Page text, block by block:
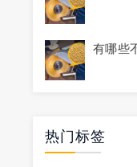
有哪些
热门标签